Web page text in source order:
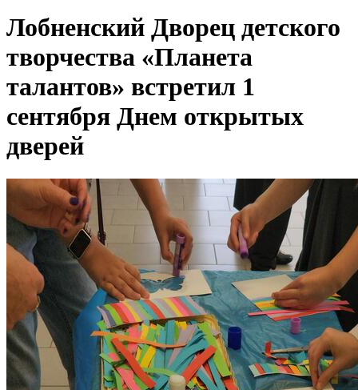
Лобненский Дворец детского
творчества «Планета
талантов» встретил 1
сентября Днем открытых
дверей